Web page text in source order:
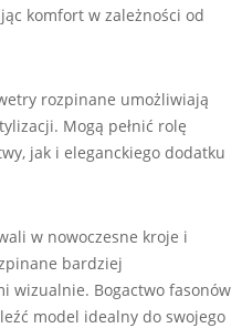
komfort w zależności od
rozpinane umożliwiają
Mogą pełnić rolę
jak i eleganckiego dodatku
w nowoczesne kroje i
bardziej
wizualnie. Bogactwo fasonów
model idealny do swojego